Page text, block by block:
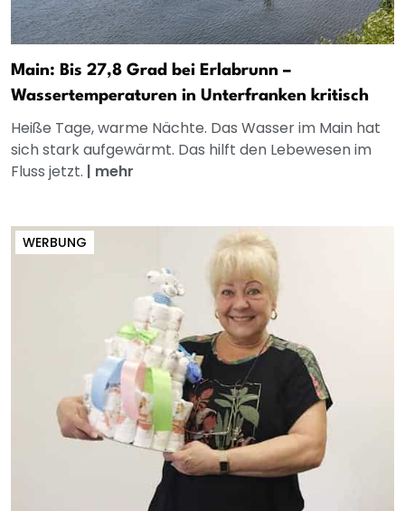
Main: Bis 27,8 Grad bei Erlabrunn –
Wassertemperaturen in Unterfranken kritisch
Heiße Tage, warme Nächte. Das Wasser im Main hat
sich stark aufgewärmt. Das hilft den Lebewesen im
Fluss jetzt. | mehr
WERBUNG